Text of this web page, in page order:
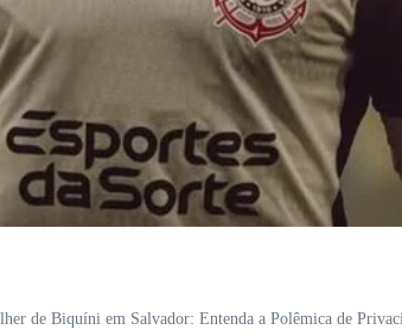
de Biquíni em Salvador: Entenda a Polêmica de